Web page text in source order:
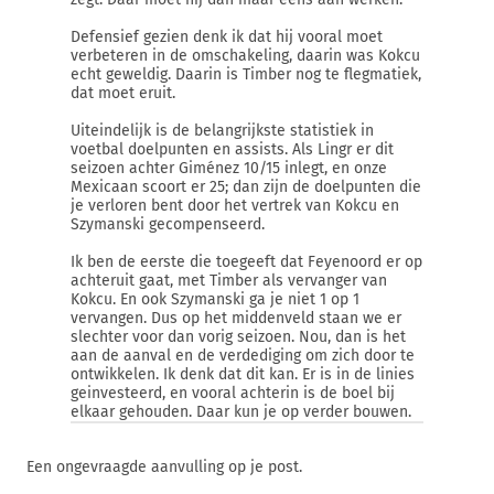
Defensief gezien denk ik dat hij vooral moet
verbeteren in de omschakeling, daarin was Kokcu
echt geweldig. Daarin is Timber nog te flegmatiek,
dat moet eruit.
Uiteindelijk is de belangrijkste statistiek in
voetbal doelpunten en assists. Als Lingr er dit
seizoen achter Giménez 10/15 inlegt, en onze
Mexicaan scoort er 25; dan zijn de doelpunten die
je verloren bent door het vertrek van Kokcu en
Szymanski gecompenseerd.
Ik ben de eerste die toegeeft dat Feyenoord er op
achteruit gaat, met Timber als vervanger van
Kokcu. En ook Szymanski ga je niet 1 op 1
vervangen. Dus op het middenveld staan we er
slechter voor dan vorig seizoen. Nou, dan is het
aan de aanval en de verdediging om zich door te
ontwikkelen. Ik denk dat dit kan. Er is in de linies
geinvesteerd, en vooral achterin is de boel bij
elkaar gehouden. Daar kun je op verder bouwen.
Een ongevraagde aanvulling op je post.